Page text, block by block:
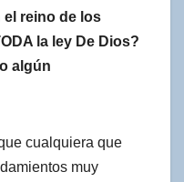
el reino de los
la ley De Dios?
algún
cualquiera que
muy